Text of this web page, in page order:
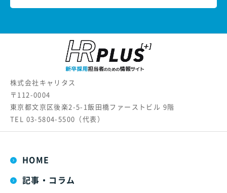
株式会社キャリタス
〒112-0004
東京都文京区後楽2-5-1飯田橋ファーストビル 9階
TEL 03-5804-5500 （代表）
HOME
記事・コラム